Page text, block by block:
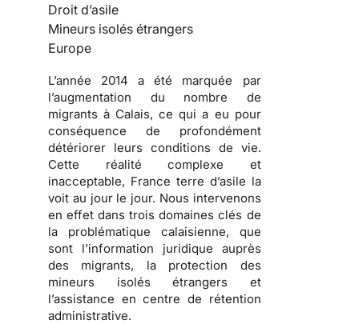
Droit d’asile
Mineurs isolés étrangers
Europe
L’année 2014 a été marquée par
l’augmentation du nombre de
migrants à Calais, ce qui a eu pour
conséquence de profondément
détériorer leurs conditions de vie.
Cette réalité complexe et
inacceptable, France terre d’asile la
voit au jour le jour. Nous intervenons
en effet dans trois domaines clés de
la problématique calaisienne, que
sont l’information juridique auprès
des migrants, la protection des
mineurs isolés étrangers et
l’assistance en centre de rétention
administrative.